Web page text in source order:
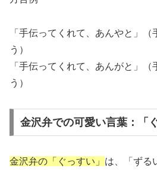
「手伝ってくれて、あんやと」
う）
「手伝ってくれて、あんがと」
う）
金沢弁での可愛い言葉：「
金沢弁の「ぐっすい」 は、「ずる